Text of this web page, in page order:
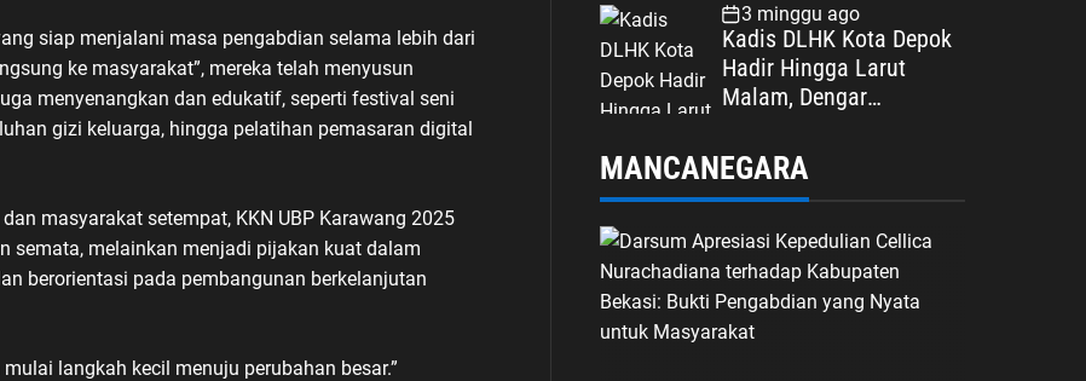
siap menjalani masa pengabdian selama lebih dari
ke masyarakat”, mereka telah menyusun
menyenangkan dan edukatif, seperti festival seni
gizi keluarga, hingga pelatihan pemasaran digital
masyarakat setempat, KKN UBP Karawang 2025
semata, melainkan menjadi pijakan kuat dalam
berorientasi pada pembangunan berkelanjutan
langkah kecil menuju perubahan besar.”
3 minggu ago
Kadis DLHK Kota Depok
Hadir Hingga Larut
Malam, Dengar
Retribusi Sampah di
MANCANEGARA